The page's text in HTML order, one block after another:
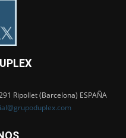
Ripollet (Barcelona) ESPAÑA